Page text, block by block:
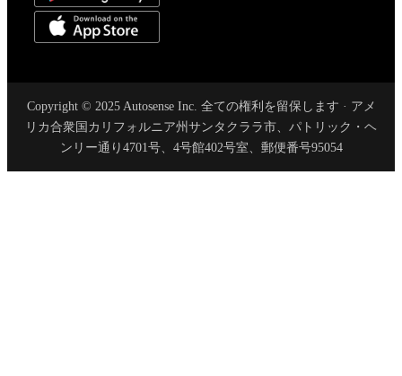
Copyright © 2025 Autosense Inc. 全ての権利を留保します · アメ
リカ合衆国カリフォルニア州サンタクララ市、パトリック・ヘ
ンリー通り4701号、4号館402号室、郵便番号95054